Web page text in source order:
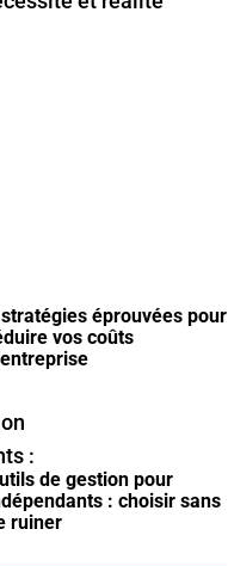
éprouvées pour
vos coûts
de gestion pour
: choisir sans
ruiner